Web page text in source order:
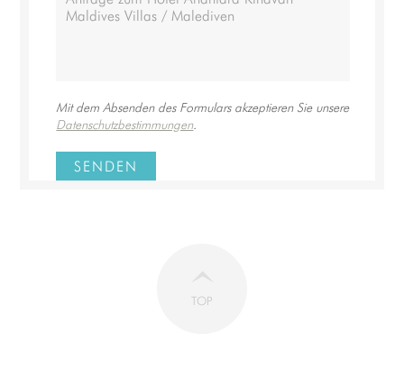
Mit dem Absenden des Formulars akzeptieren Sie unsere
Datenschutzbestimmungen.
SENDEN
TOP